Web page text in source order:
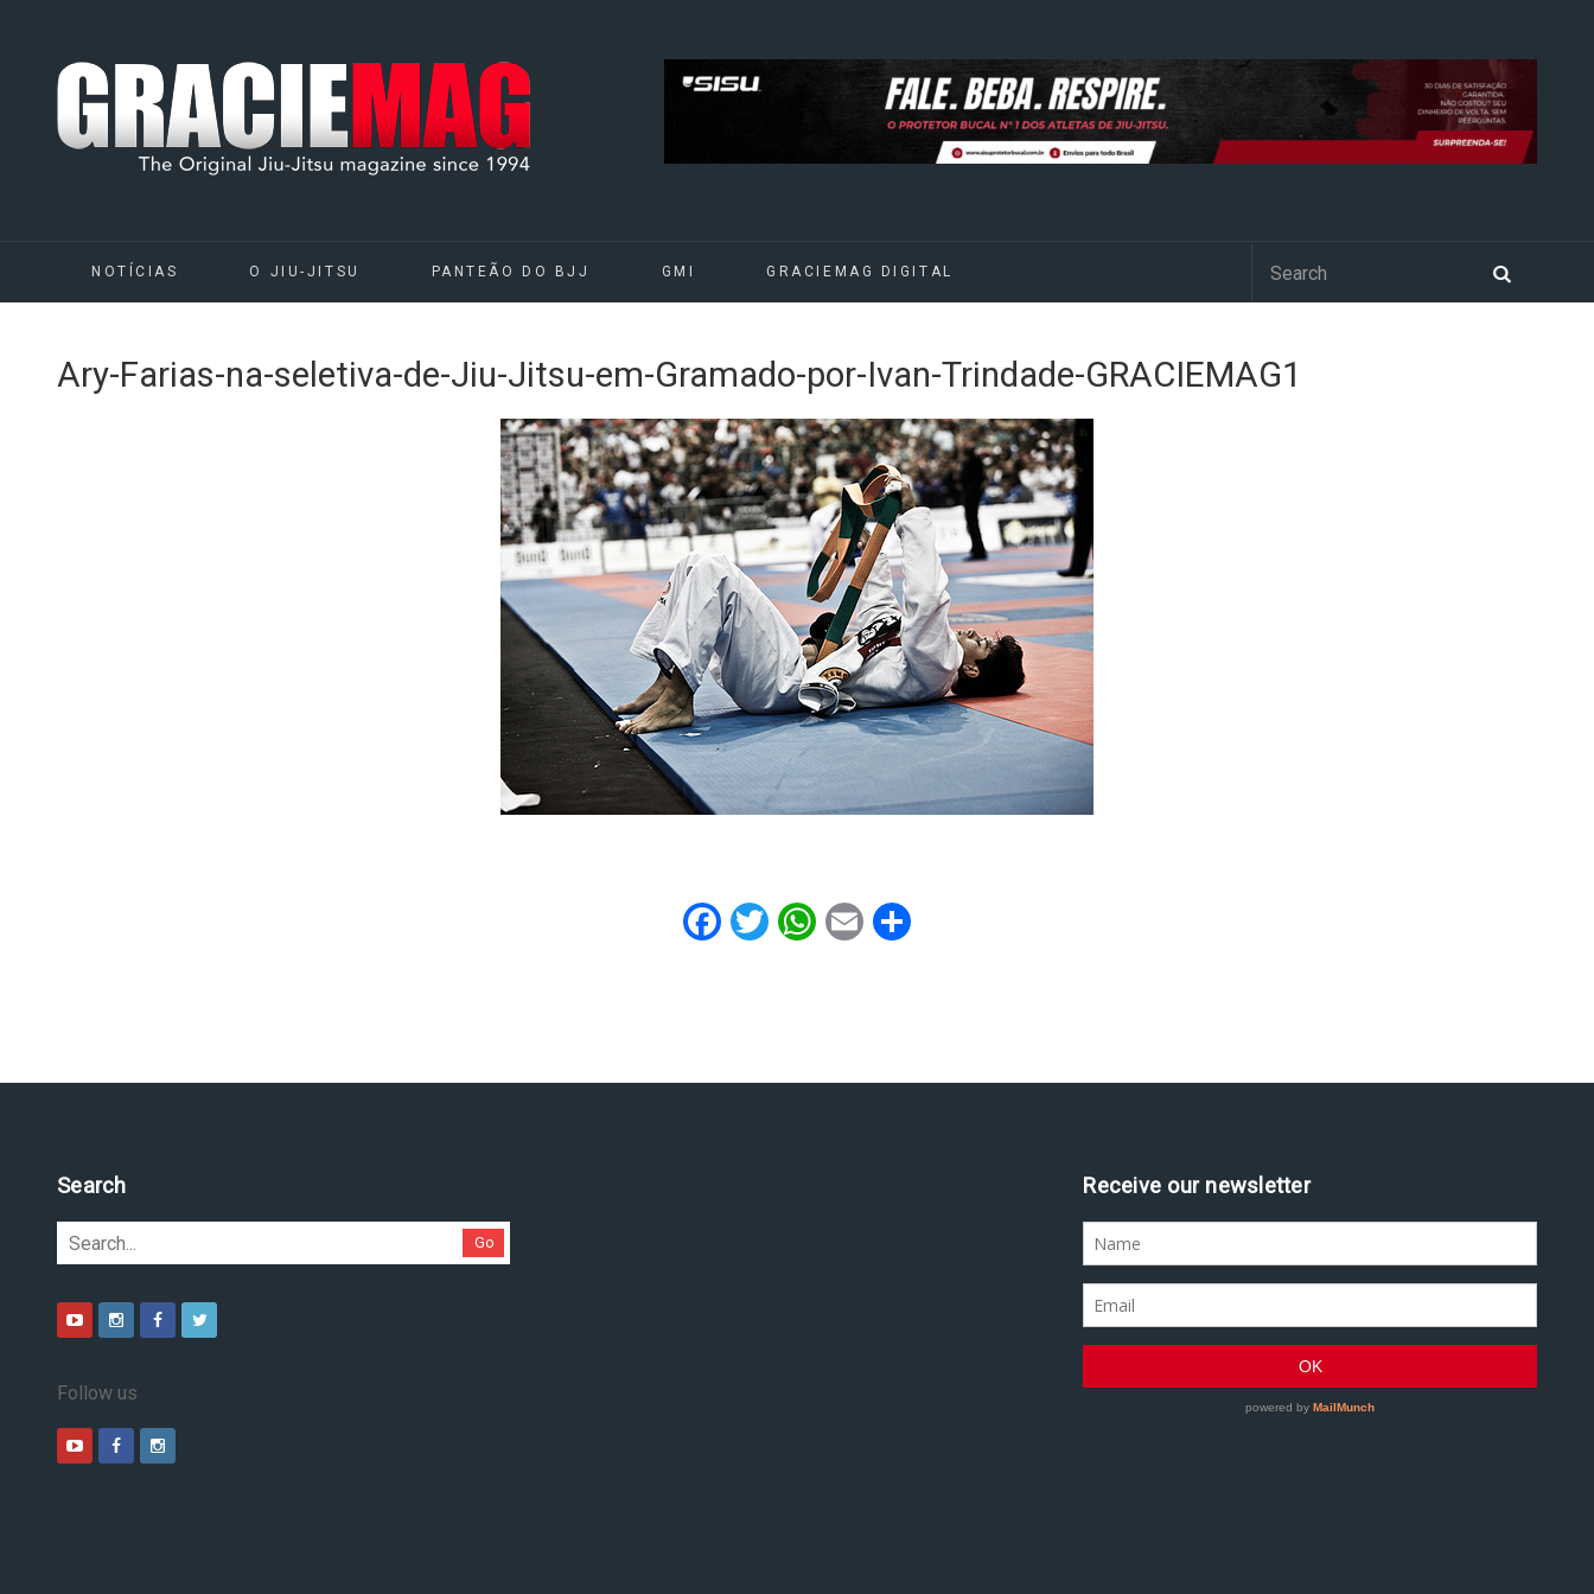
NOTÍCIAS O JIU-JITSU PANTEÃO DO BJJ GMI GRACIEMAG DIGITAL
Ary-Farias-na-seletiva-de-Jiu-Jitsu-em-Gramado-por-Ivan-Trindade-GRACIEMAG1
Facebook
Twitter
WhatsApp
Email
Search
Go
Follow us
Receive our newsletter